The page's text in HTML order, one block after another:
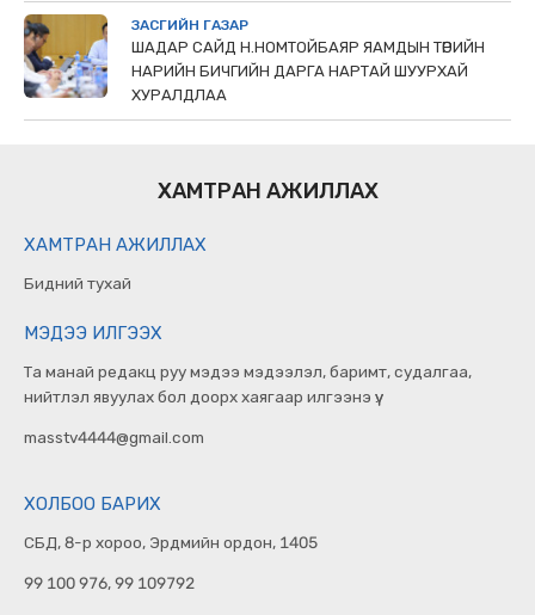
ЗАСГИЙН ГАЗАР
ШАДАР САЙД Н.НОМТОЙБАЯР ЯАМДЫН ТӨРИЙН
НАРИЙН БИЧГИЙН ДАРГА НАРТАЙ ШУУРХАЙ
ХУРАЛДЛАА
ХАМТРАН АЖИЛЛАХ
ХАМТРАН АЖИЛЛАХ
Бидний тухай
МЭДЭЭ ИЛГЭЭХ
Та манай редакц руу мэдээ мэдээлэл, баримт, судалгаа,
нийтлэл явуулах бол доорх хаягаар илгээнэ үү.
masstv4444@gmail.com
ХОЛБОО БАРИХ
СБД, 8-р хороо, Эрдмийн ордон, 1405
99 100 976, 99 109792